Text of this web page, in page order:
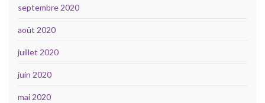
septembre 2020
août 2020
juillet 2020
juin 2020
mai 2020